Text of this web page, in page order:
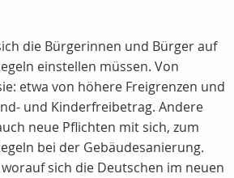
die Bürgerinnen und Bürger auf
einstellen müssen. Von
etwa von höhere Freigrenzen und
und Kinderfreibetrag. Andere
neue Pflichten mit sich, zum
bei der Gebäudesanierung.
sich die Deutschen im neuen